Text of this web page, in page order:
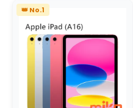
👑 No.1